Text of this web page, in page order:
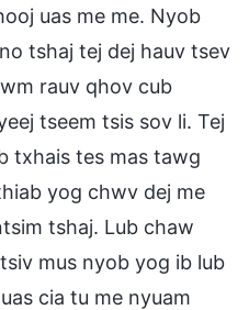
uas me me. Nyob
tshaj tej dej hauv tsev
rauv qhov cub
tseem tsis sov li. Tej
txhais tes mas tawg
yog chwv dej me
tshaj. Lub chaw
mus nyob yog ib lub
cia tu me nyuam